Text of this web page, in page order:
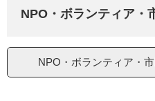
NPO・ボランティア・
NPO・ボランティア・